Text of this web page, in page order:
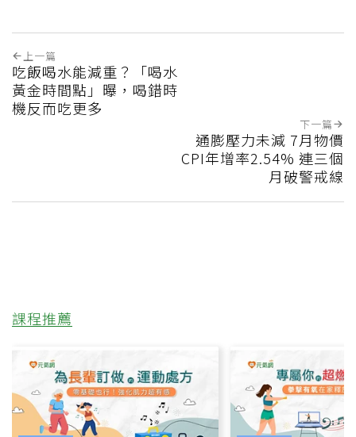
上一篇
吃飯喝水能減重？「喝水
黃金時間點」曝，喝錯時
機反而吃更多
下一篇
通膨壓力未減 7月物價
CPI年增率2.54% 連三個
月破警戒線
課程推薦